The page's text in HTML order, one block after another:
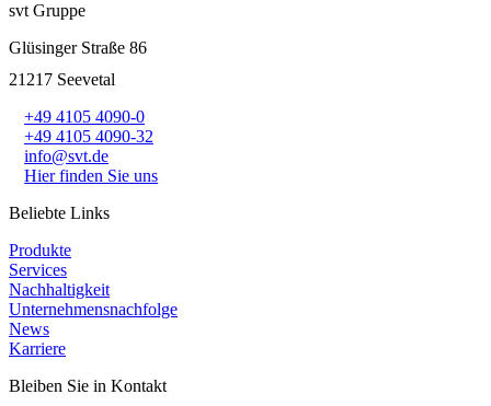
svt Gruppe
Glüsinger Straße 86
21217 Seevetal
+49 4105 4090-0
+49 4105 4090-32
info@svt.de
Hier finden Sie uns
Beliebte Links
Produkte
Services
Nachhaltigkeit
Unternehmensnachfolge
News
Karriere
Bleiben Sie in Kontakt